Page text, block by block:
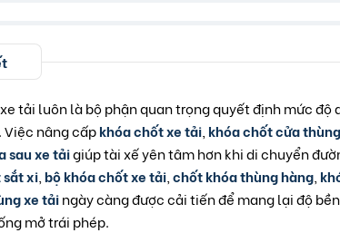
tải luôn là bộ phận quan trọng quyết định mức độ
nâng cấpkhóa chốt xe tải khóa chốt cửa
sau xe tảigiúp tài xế yên tâm hơn khi di chuyển
sắt xi bộ khóa chốt xe tải chốt khóa thùng hàng
xe tảingày càng được cải tiến để mang lại độ
mở trái phép.